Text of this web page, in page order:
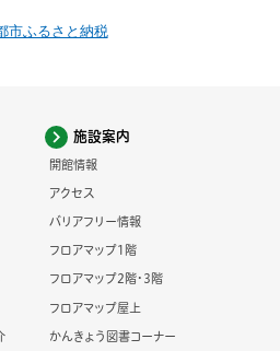
施設案内
開館情報
アクセス
バリアフリー情報
フロアマップ1階
フロアマップ2階・3階
フロアマップ屋上
かんきょう図書コーナー